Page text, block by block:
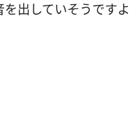
出していそうですよ